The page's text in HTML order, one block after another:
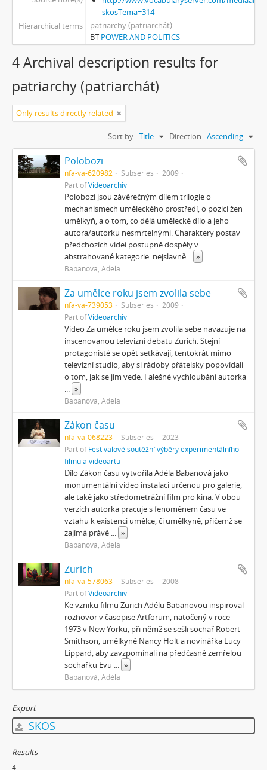
skosTema=314
Hierarchical terms
patriarchy (patriarchát)
BT POWER AND POLITICS
4 Archival description results for
patriarchy (patriarchát)
Only results directly related
Sort by: Title Direction: Ascending
Polobozi
nfa-va-620982 Subseries
2009
Part ofVideoarchiv
Polobozi jsou závěrečným dílem trilogie o
mechanismech uměleckého prostředí, o pozici žen
umělkyň, a o tom, co dělá umělecké dílo a jeho
autora/autorku nesmrtelnými. Charaktery postav
předchozích videí postupně dospěly v
abstrahované kategorie: nejslavně... »
Babanová, Adéla
Za umělce roku jsem zvolila sebe
nfa-va-739053 Subseries
2009
Part ofVideoarchiv
Video Za umělce roku jsem zvolila sebe navazuje na
inscenovanou televizní debatu Zurich. Stejní
protagonisté se opět setkávají, tentokrát mimo
televizní studio, aby si rádoby přátelsky popovídali
o tom, jak se jim vede. Falešné vychloubání autorka
... »
Babanová, Adéla
Zákon času
nfa-va-068223 Subseries
2023
Part ofFestivalové soutěžní výběry experimentálního
filmu a videoartu
Dílo Zákon času vytvořila Adéla Babanová jako
monumentální video instalaci určenou pro galerie,
ale také jako středometrážní film pro kina. V obou
verzích autorka pracuje s fenoménem času ve
vztahu k existenci umělce, či umělkyně, přičemž se
zajímá právě ... »
Babanová, Adéla
Zurich
nfa-va-578063 Subseries
2008
Part ofVideoarchiv
Ke vzniku filmu Zurich Adélu Babanovou inspiroval
rozhovor v časopise Artforum, natočený v roce
1973 v New Yorku, při němž se sešli sochař Robert
Smithson, umělkyně Nancy Holt a novinářka Lucy
Lippard, aby zavzpomínali na předčasně zemřelou
sochařku Evu ... »
Babanová, Adéla
Export
SKOS
Results
4